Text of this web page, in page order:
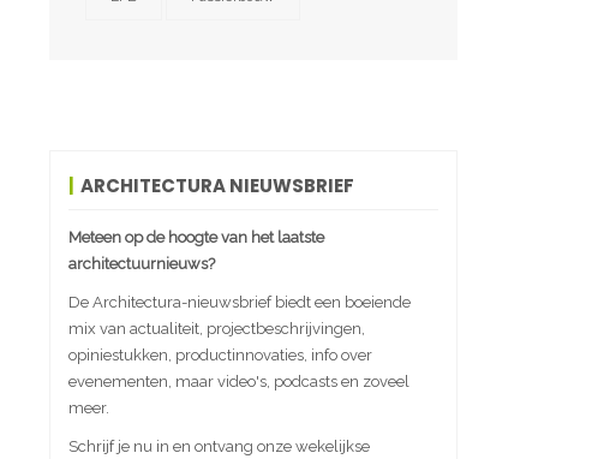
ARCHITECTURA NIEUWSBRIEF
Meteen op de hoogte van het laatste
architectuurnieuws?
De Architectura-nieuwsbrief biedt een boeiende
mix van actualiteit, projectbeschrijvingen,
opiniestukken, productinnovaties, info over
evenementen, maar video's, podcasts en zoveel
meer.
Schrijf je nu in en ontvang onze wekelijkse